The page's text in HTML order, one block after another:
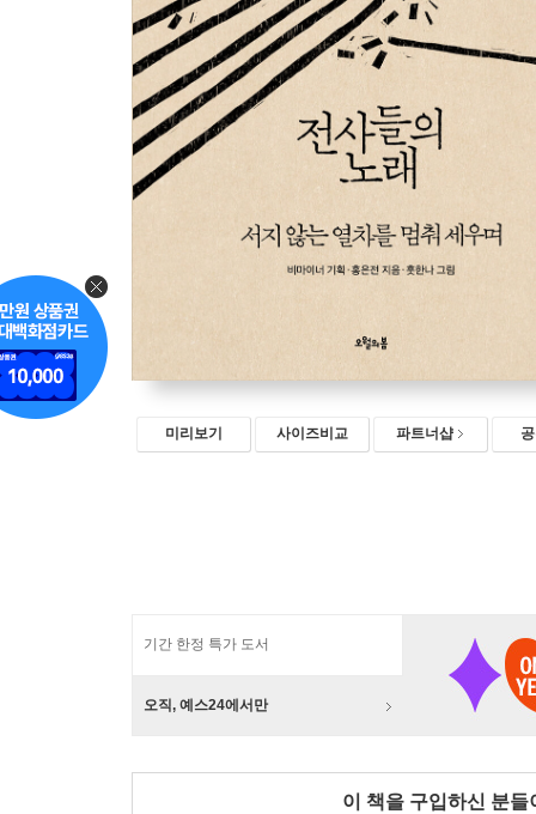
미리보기 사이즈비교 파트너샵
기간 한정 특가 도서
오직, 예스24에서만
이 책을 구입하신 분